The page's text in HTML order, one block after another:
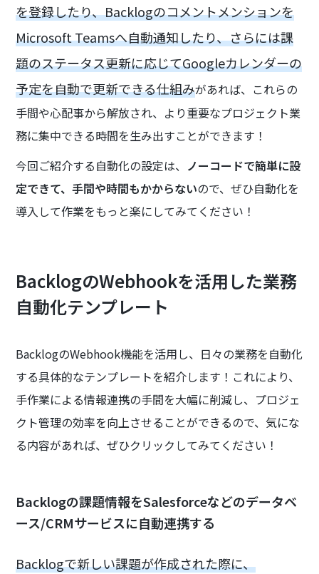
を登録したり、Backlogのコメントメンションを
Microsoft Teamsへ自動通知したり、さらには課
題のステータス更新に応じてGoogleカレンダーの
予定を自動で更新できる仕組みがあれば、これらの
手間や心配事から解放され、より重要なプロジェクト業
務に集中できる時間を生み出すことができます！
今回ご紹介する自動化の設定は、 ノーコードで簡単に設
定できて、手間や時間もかからないので、ぜひ自動化を
導入して作業をもっと楽にしてみてください！
BacklogのWebhookを活用した業務
自動化テンプレート
BacklogのWebhook機能を活用し、日々の業務を自動化
する具体的なテンプレートを紹介します！これにより、
手作業による情報連携の手間を大幅に削減し、プロジェ
クト管理の効率を向上させることができるので、気にな
る内容があれば、ぜひクリックしてみてください！
Backlogの課題情報をSalesforceなどのデータベ
ース/CRMサービスに自動連携する
Backlogで新しい課題が作成された際に、